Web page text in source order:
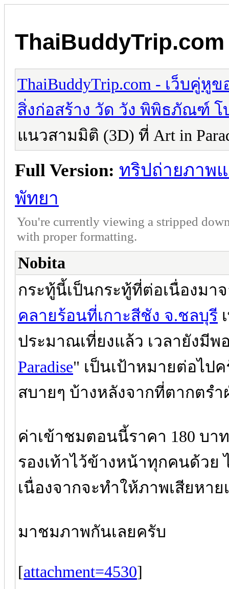
ThaiBuddyTrip.com - เว็บคู่หู
สิ่งก่อสร้าง วัด วัง พิพิธภัณฑ์
แนวสามมิติ (3D) ที่ Art in
Full Version: ทริปถ่ายภาพแ
พัทยา
You're currently viewing a stripped
with proper formatting.
Nobita
กระทู้นี้เป็นกระทู้ที่ต่อเนื่องมา
คลายร้อนที่เกาะสีชัง จ.ชลบุรี
ประมาณเที่ยงแล้ว เวลายังมีพ
Paradise" เป็นเป้าหมายต่อไป
สบายๆ บ้างหลังจากที่ตากตร
ค่าเข้าชมตอนนี้ราคา 180 บ
รองเท้าไว้ข้างหน้าทุกคนด้วย
เนื่องจากจะทำให้ภาพเสียหาย
มาชมภาพกันเลยครับ
[attachment=4530]